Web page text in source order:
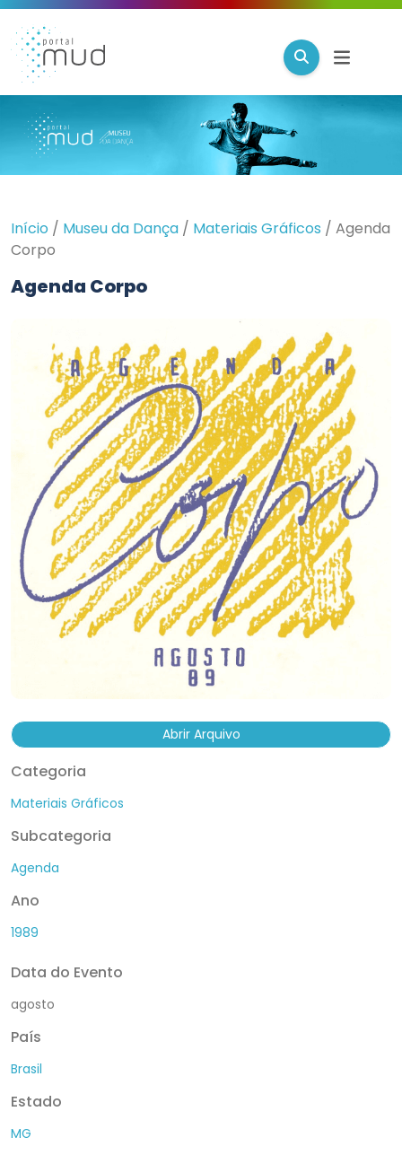
Início / Museu da Dança / Materiais Gráficos / Agenda
Corpo
Agenda Corpo
Abrir Arquivo
Categoria
Materiais Gráficos
Subcategoria
Agenda
Ano
1989
Data do Evento
agosto
País
Brasil
Estado
MG